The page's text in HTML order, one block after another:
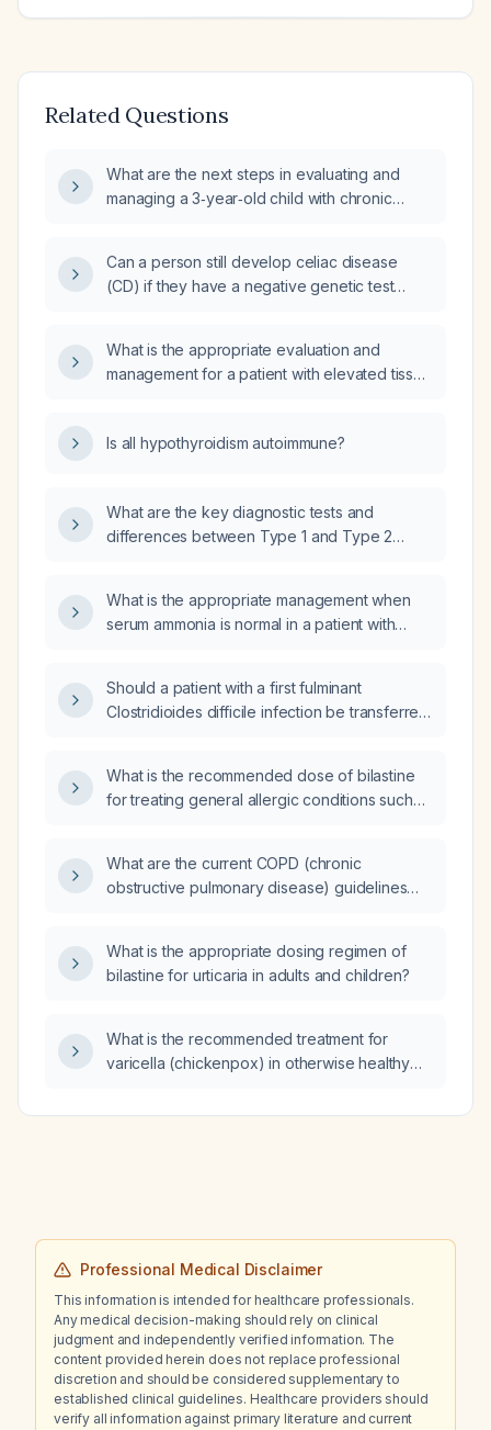
Related Questions
What are the next steps in evaluating and
managing a 3‑year‑old child with chronic
alkaline phosphatase, and normal complete
blood count, creatinine, electrolytes, thyroid
enzymes while awaiting an abdominal
ultrasound?
Can a person still develop celiac disease
(CD) if they have a negative genetic test
What is the appropriate evaluation and
management for a patient with elevated tissue
Is all hypothyroidism autoimmune?
What are the key diagnostic tests and
differences between Type 1 and Type 2
esophagogastroduodenoscopy (EGD)?
What is the appropriate management when
serum ammonia is normal in a patient with
Should a patient with a first fulminant
Clostridioides difficile infection be transferred
What is the recommended dose of bilastine
for treating general allergic conditions such
What are the current COPD (chronic
obstructive pulmonary disease) guidelines
What is the appropriate dosing regimen of
bilastine for urticaria in adults and children?
What is the recommended treatment for
varicella (chickenpox) in otherwise healthy
immunocompromised individuals, pregnant
Professional Medical Disclaimer
This information is intended for healthcare professionals.
Any medical decision-making should rely on clinical
judgment and independently verified information. The
content provided herein does not replace professional
discretion and should be considered supplementary to
established clinical guidelines. Healthcare providers should
verify all information against primary literature and current